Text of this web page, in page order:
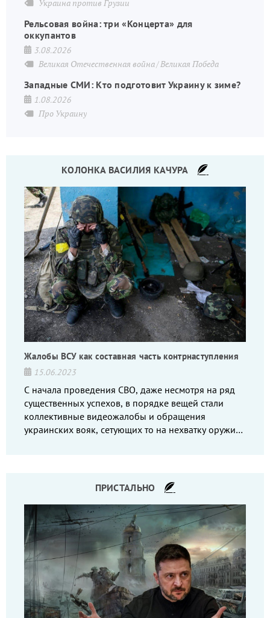
Украина против Грузии
Рельсовая война: три «Концерта» для
оккупантов
3.08.2026
Великая Отечественная война Великая Победа
Западные СМИ: Кто подготовит Украину к зиме?
1.08.2026
Про Украину
КОЛОНКА ВАСИЛИЯ КАЧУРА
Жалобы ВСУ как составная часть контрнаступления
15.06.2023
С начала проведения СВО, даже несмотря на ряд
существенных успехов, в порядке вещей стали
коллективные видеожалобы и обращения
украинских вояк, сетующих то на нехватку оружия,
ПРИСТАЛЬНО